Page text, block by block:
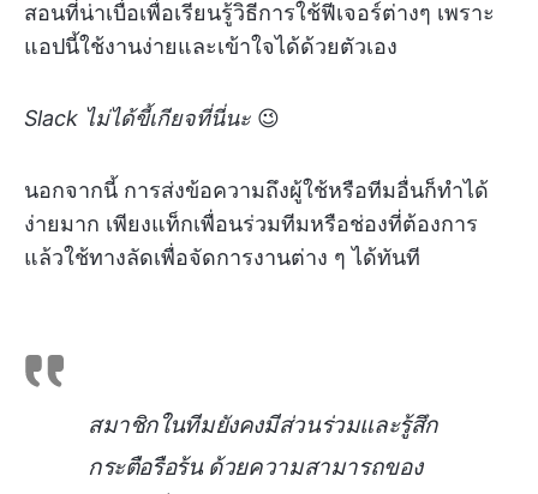
สอนที่น่าเบื่อเพื่อเรียนรู้วิธีการใช้ฟีเจอร์ต่างๆ เพราะ
แอปนี้ใช้งานง่ายและเข้าใจได้ด้วยตัวเอง
Slack ไม่ได้ขี้เกียจที่นี่นะ 😉
นอกจากนี้ การส่งข้อความถึงผู้ใช้หรือทีมอื่นก็ทำได้
ง่ายมาก เพียงแท็กเพื่อนร่วมทีมหรือช่องที่ต้องการ
แล้วใช้ทางลัดเพื่อจัดการงานต่าง ๆ ได้ทันที
สมาชิกในทีมยังคงมีส่วนร่วมและรู้สึก
กระตือรือร้นด้วยความสามารถของ